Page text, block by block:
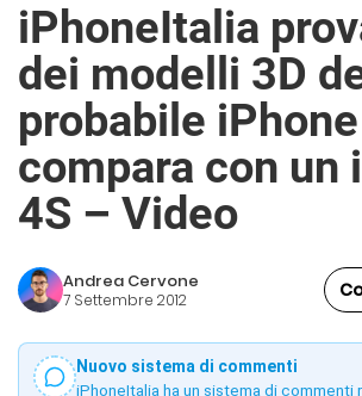
iPhoneItalia
dei modelli 3D
probabile
compara con un
4S – Video
Andrea Cervone
7 Settembre 2012
Nuovo sistema di commenti
iPhoneItalia ha un sistema di commenti